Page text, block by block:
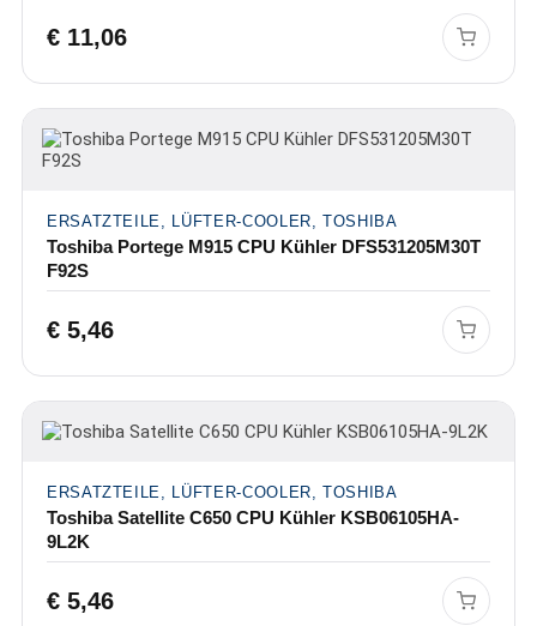
€11,06
ERSATZTEILE, LÜFTER-COOLER, TOSHIBA
Toshiba Portege M915 CPU Kühler DFS531205M30T
F92S
€5,46
ERSATZTEILE, LÜFTER-COOLER, TOSHIBA
Toshiba Satellite C650 CPU Kühler KSB06105HA-
9L2K
€5,46